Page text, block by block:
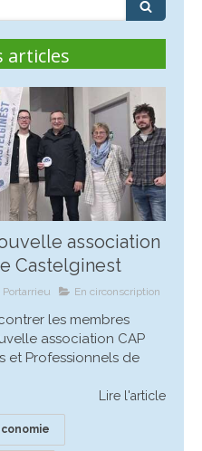
articles
association
Castelginest
Portarrieu En circonscription
les membres
association CAP
et Professionnels de
Lire l'article